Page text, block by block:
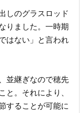
しのグラスロッド
りました。一時期
はない」と言われ
並継ぎなので穂先
。それにより、
することが可能に